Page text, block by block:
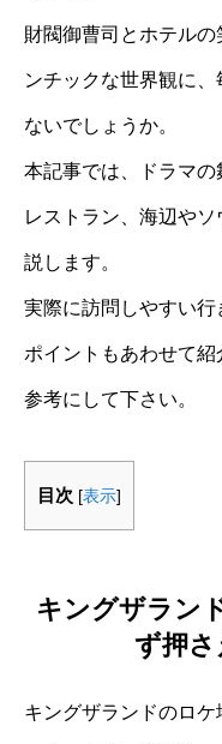
財閥御曹司とホテル
ンチックな世界観に
ないでしょうか。
本記事では、ドラマ
レストラン、海辺や
説します。
実際に訪問しやすい
ポイントもあわせて
参考にして下さい。
目次 [表示]
キングザラン
ず押さ
キングザランドのロ